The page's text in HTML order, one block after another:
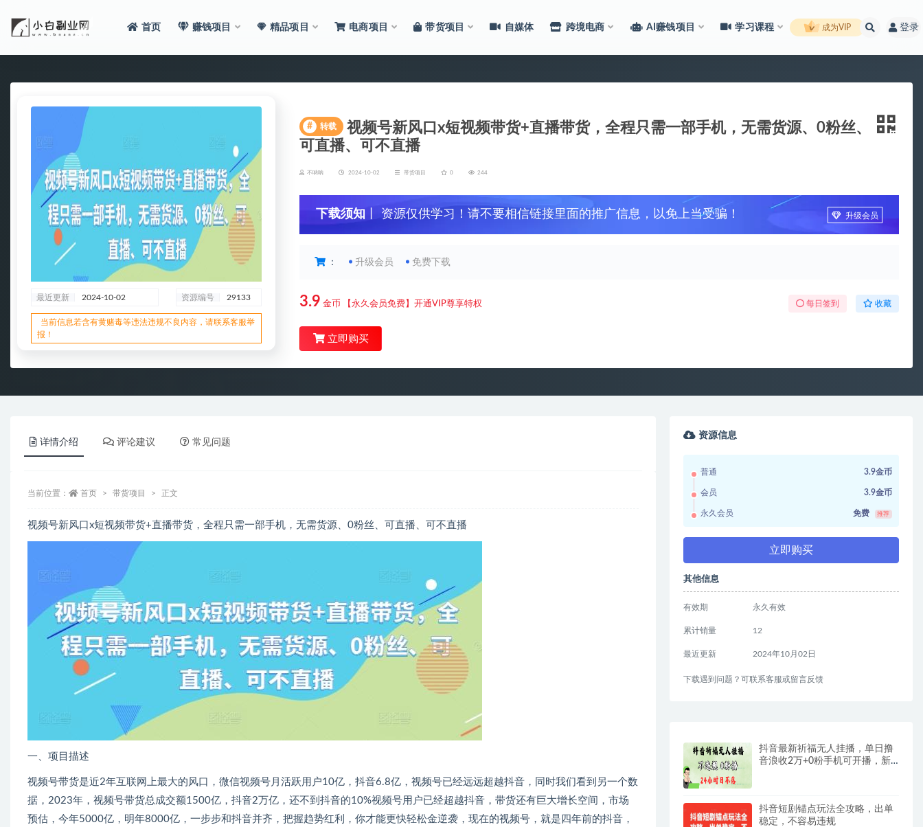
首页 赚钱项目 精品项目 电商项目 带货项目 自媒体 跨境电商 AI赚钱项目 学习课程 成为VIP 登录
最近更新 2024-10-02 资源编号 29133
当前信息若含有黄赌毒等违法违规不良内容，请联系客服举
报！
# 转载
视频号新风口x短视频带货+直播带货，全程只需一部手机，无需货源、0粉丝、
可直播、可不直播
不呐呐 2024-10-02 带货项目 0 244
下载须知 丨 资源仅供学习！请不要相信链接里面的推广信息，以免上当受骗！ 升级会员
： 升级会员 免费下载
3.9 金币 【永久会员免费】开通VIP尊享特权 每日签到 收藏
立即购买
详情介绍 评论建议 常见问题
当前位置： 首页 带货项目 正文
视频号新风口x短视频带货+直播带货，全程只需一部手机，无需货源、0粉丝、可直播、可不直播
一、项目描述
视频号带货是近2年互联网上最大的风口，微信视频号月活跃用户10亿，抖音6.8亿，视频号已经远远超越抖音，同时我们看到另一个数
据，2023年，视频号带货总成交额1500亿，抖音2万亿，还不到抖音的10%视频号用户已经超越抖音，带货还有巨大增长空间，市场
预估，今年5000亿，明年8000亿，一步步和抖音并齐，把握趋势红利，你才能更快轻松金逆袭，现在的视频号，就是四年前的抖音，
资源信息
普通 3.9金币
会员 3.9金币
永久会员 免费 推荐
立即购买
其他信息
有效期 永久有效
累计销量 12
最近更新 2024年10月02日
下载遇到问题？可联系客服或留言反馈
抖音最新祈福无人挂播，单日撸
音浪收2万+0粉手机可开播，新
抖音短剧锚点玩法全攻略，出单
稳定，不容易违规